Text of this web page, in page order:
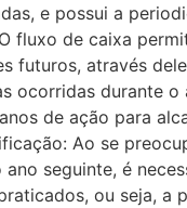
e possui a
fluxo de caixa
futuros, através
ocorridas durante o
de ação para
Ao se
seguinte, é
ou seja, a